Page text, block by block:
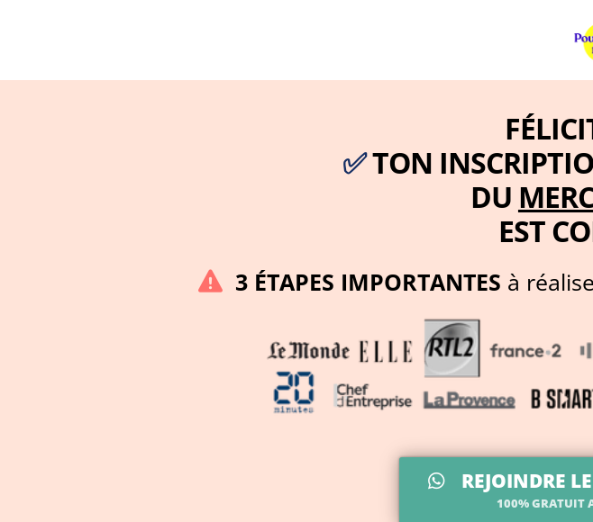
✅TON
DU
EST
3 ÉTAPES IMPORTANTES à
REJOINDRE
100% GRATUIT